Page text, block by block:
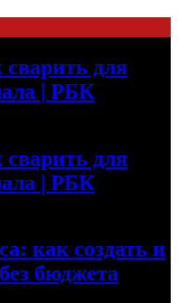
сварить для
| РБК
сварить для
| РБК
как создать и
бюджета